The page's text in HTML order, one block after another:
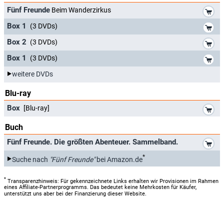
Fünf Freunde Beim Wanderzirkus
Box 1 (3 DVDs)
Box 2 (3 DVDs)
Box 1 (3 DVDs)
weitere DVDs
Blu-ray
Box [Blu-ray]
Buch
Fünf Freunde. Die größten Abenteuer. Sammelband.
Suche nach "Fünf Freunde"bei Amazon.de*
* Transparenzhinweis: Für gekennzeichnete Links erhalten wir Provisionen im Rahmen
eines Affiliate-Partnerprogramms. Das bedeutet keine Mehrkosten für Käufer,
unterstützt uns aber bei der Finanzierung dieser Website.